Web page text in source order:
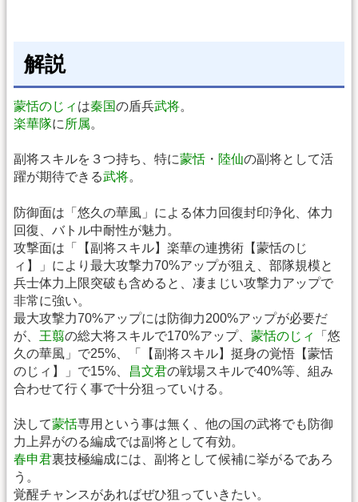
解説
蒙恬のじィ は秦国の盾兵武将。
楽華隊に 所属。
副将スキルを３つ持ち、特に蒙恬 ・ 陸仙の副将として活
躍が期待できる武将。
防御面は「悠久の華風」による体力回復封印浄化、体力
回復、バトル中耐性が魅力。
攻撃面は「【副将スキル】楽華の連携術【蒙恬のじ
ィ】」により最大攻撃力70%アップが狙え、部隊規模と
兵士体力上限突破も含めると、凄まじい攻撃力アップで
非常に強い。
最大攻撃力70%アップには防御力200%アップが必要だ
が、 王翦の総大将スキルで170%アップ、 蒙恬のじィ
「悠
久の華風」で25%、「【副将スキル】挺身の覚悟【蒙恬
のじィ】」で15%、
昌文君の戦場スキルで40%等、組み
合わせて行く事で十分狙っていける。
決して蒙恬専用という事は無く、他の国の武将でも防御
力上昇がのる編成では副将として有効。
春申君裏技極編成には、副将として候補に挙がるであろ
う。
覚醒チャンスがあればぜひ狙っていきたい。